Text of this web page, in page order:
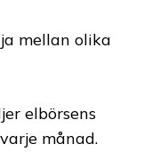
mellan olika
elbörsens
månad.